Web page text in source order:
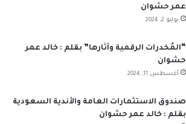
عمر حشوان
يوليو 2, 2024
“المُخدرات الرقمية وآثارها” بقلم : خالد عمر
حشوان
أغسطس 11, 2024
صندوق الاستثمارات العامة والأندية السعودية
بقلم : خالد عمر حشوان